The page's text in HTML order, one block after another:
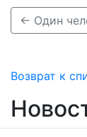
← Один
Возврат к